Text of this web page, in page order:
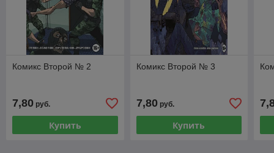
Комикс Второй № 2
7,80 руб.
Купить
Комикс Второй № 3
7,80руб.
Купить